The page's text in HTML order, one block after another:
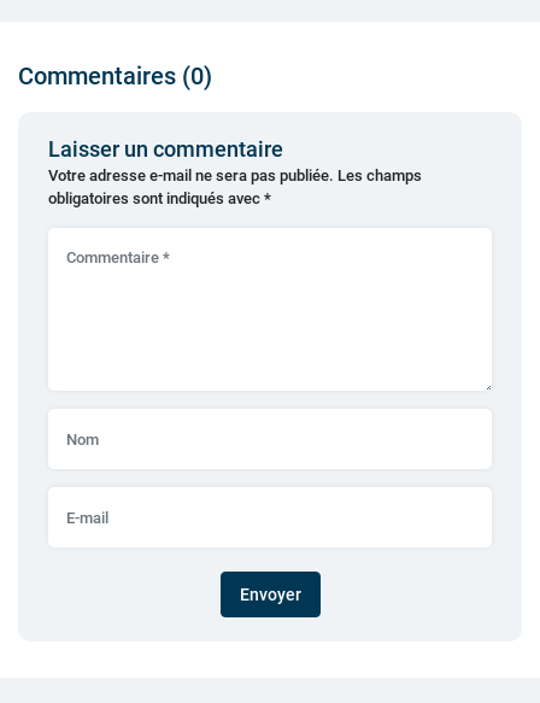
Commentaires (0)
Laisser un commentaire
Votre adresse e-mail ne sera pas publiée. Les champs
obligatoires sont indiqués avec *
Envoyer